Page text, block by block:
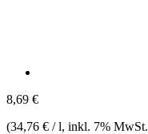
8,69 €
(34,76 € / l, inkl. 7% MwSt.